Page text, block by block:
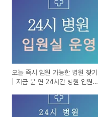
오늘 즉시 입원 가능한 병원 찾기
| 지금 문 연 24시간 병원 입원실